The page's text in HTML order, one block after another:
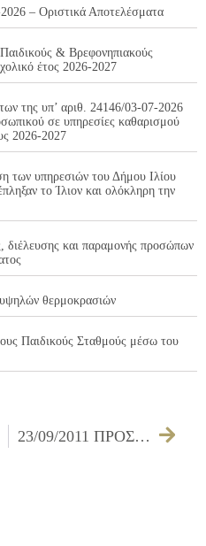
– Οριστικά Αποτελέσματα
& Βρεφονηπιακούς
έτος 2026-2027
της υπ’ αριθ. 24146/03-07-2026
σε υπηρεσίες καθαρισμού
2026-2027
των υπηρεσιών του Δήμου Ιλίου
το Ίλιον και ολόκληρη την
διέλευσης και παραμονής προσώπων
θερμοκρασιών
Παιδικούς Σταθμούς μέσω του
23/09/2011 ΠΡΟΣΚΛΗΣΗ ΔΗΜΟΤΙΚΟΥ ΣΥΜΒΟΥΛΙΟΥ ΓΙΑ ΤΗΝ 29/09/2011